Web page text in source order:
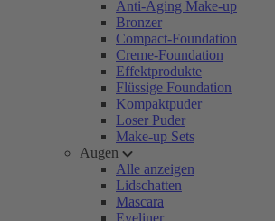
Anti-Aging Make-up
Bronzer
Compact-Foundation
Creme-Foundation
Effektprodukte
Flüssige Foundation
Kompaktpuder
Loser Puder
Make-up Sets
Augen
Alle anzeigen
Lidschatten
Mascara
Eyeliner